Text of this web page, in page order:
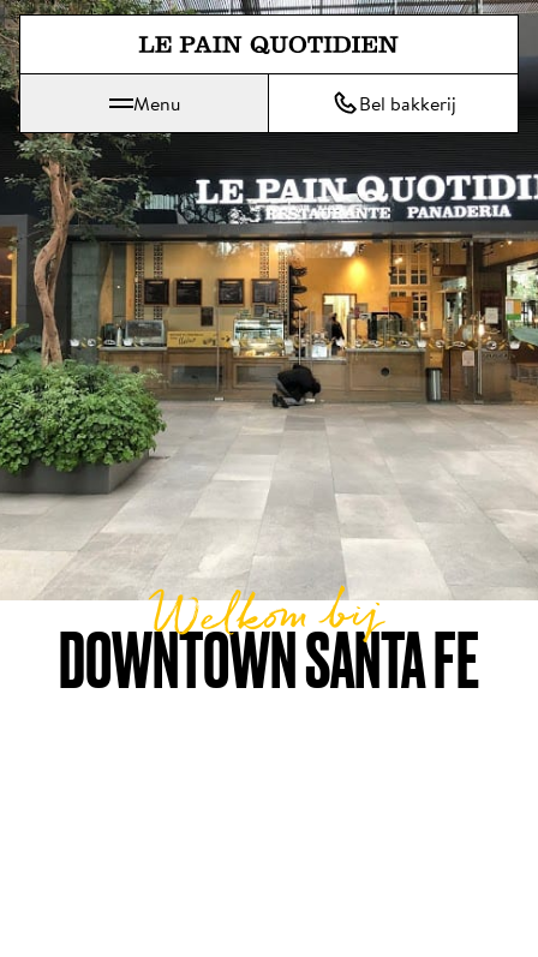
Spring direct naar de
Le Pain Quotidien betekent Het Dagelijks Brood
Menu Bel bakkerij
DOWNTOWN SANTA FE
Welkom bij